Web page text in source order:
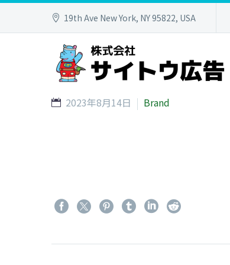
19th Ave New York, NY 95822, USA
2023年8月14日 Brand